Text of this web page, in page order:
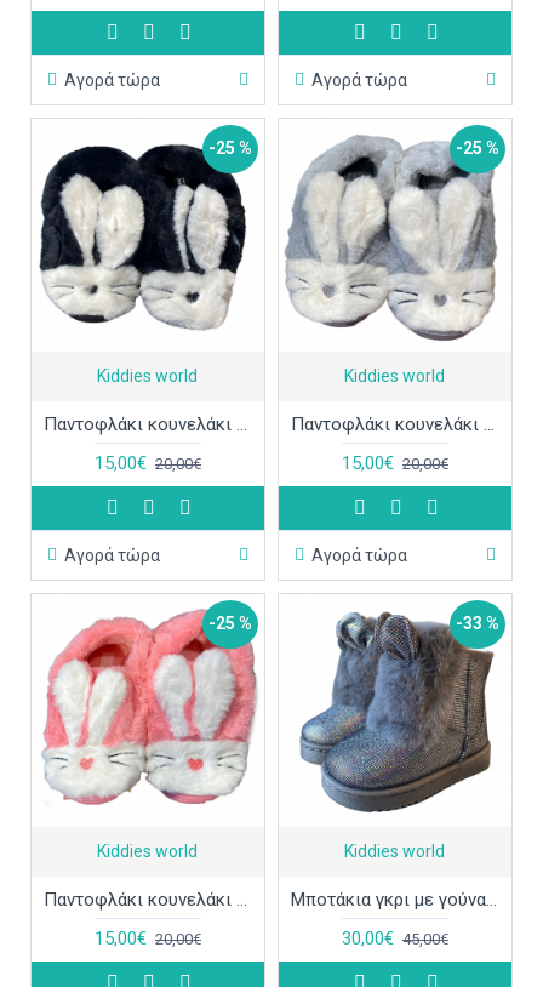
Αγορά τώρα Αγορά τώρα
-25 %
Kiddies world
Παντοφλάκι κουνελάκι MB3655 μαύρο ΠΑΠ681
15,00€ 20,00€
Αγορά τώρα
-25 %
Kiddies world
Παντοφλάκι κουνελάκι MB3655 γκρι ΠΑΠ680
15,00€ 20,00€
Αγορά τώρα
-25 %
Kiddies world
Παντοφλάκι κουνελάκι MB3655 κοραλί ΠΑΠ679
15,00€ 20,00€
-33 %
Kiddies world
Μποτάκια γκρι με γούνα και αυτάκια ΠΑΠ675
30,00€ 45,00€